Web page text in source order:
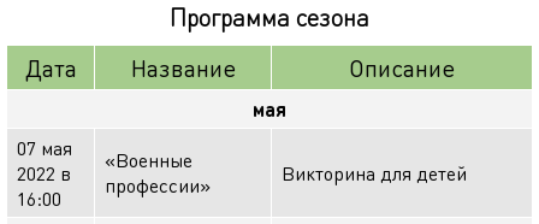
Программа сезона
Дата
Название Описание
мая
07 мая
2022 в
16:00
«Военные
профессии»
Викторина для детей